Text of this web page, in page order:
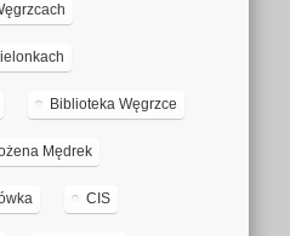
Biblioteka Węgrzce
Mędrek
CIS